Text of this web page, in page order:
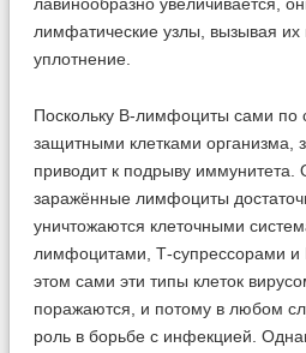
лавинообразно увеличивается,
лимфатические узлы, вызывая их
уплотнение.
Поскольку В-лимфоциты сами по
защитными клетками организма,
приводит к подрыву иммунитета.
заражённые лимфоциты
уничтожаются клеточными
лимфоцитами, Т-супрессорами
этом сами эти типы клеток
поражаются, и потому в любом
роль в борьбе с инфекцией.